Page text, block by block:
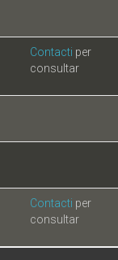
Contacti per
consultar
Contacti per
consultar